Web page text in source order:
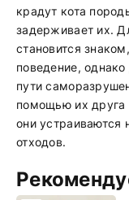
крадут кота
задерживает их.
становится
поведение,
пути
помощью их друга
они устраиваются
отходов.